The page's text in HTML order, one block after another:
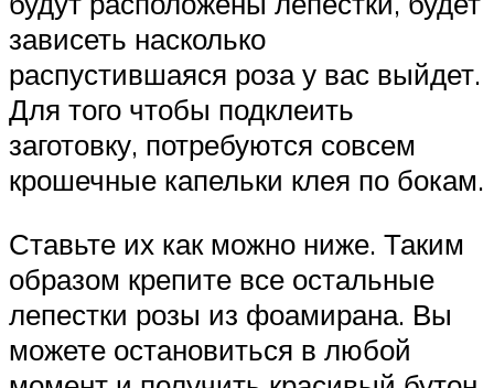
зависеть насколько
распустившаяся роза у вас выйдет.
Для того чтобы подклеить
заготовку, потребуются совсем
крошечные капельки клея по бокам.
Ставьте их как можно ниже. Таким
образом крепите все остальные
лепестки розы из фоамирана. Вы
можете остановиться в любой